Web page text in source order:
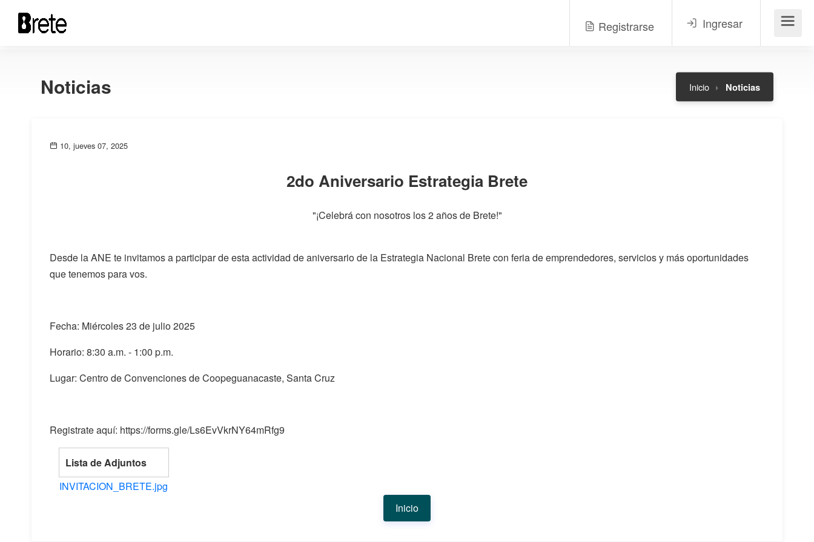
Registrarse Ingresar Menú
Noticias Inicio Noticias
10, jueves 07, 2025
2do Aniversario Estrategia Brete
"¡Celebrá con nosotros los 2 años de Brete!"
Desde la ANE te invitamos a participar de esta actividad de aniversario de la Estrategia Nacional Brete con feria de emprendedores, servicios y más oportunidades
que tenemos para vos.
Fecha: Miércoles 23 de julio 2025
Horario: 8:30 a.m. - 1:00 p.m.
Lugar: Centro de Convenciones de Coopeguanacaste, Santa Cruz
Registrate aquí: https://forms.gle/Ls6EvVkrNY64mRfg9
Lista de Adjuntos
INVITACION_BRETE.jpg
Inicio